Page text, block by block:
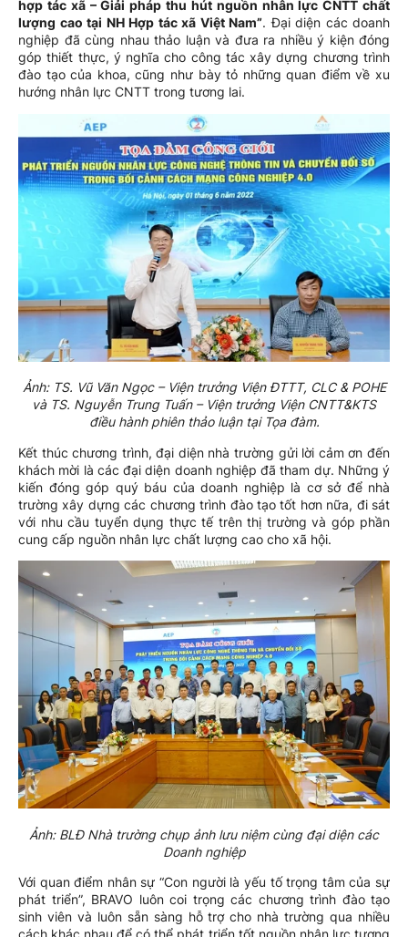
hợp tác xã – Giải pháp thu hút nguồn nhân lực CNTT chất
lượng cao tại NH Hợp tác xã Việt Nam”. Đại diện các doanh
nghiệp đã cùng nhau thảo luận và đưa ra nhiều ý kiện đóng
góp thiết thực, ý nghĩa cho công tác xây dựng chương trình
đào tạo của khoa, cũng như bày tỏ những quan điểm về xu
hướng nhân lực CNTT trong tương lai.
Ảnh: TS. Vũ Văn Ngọc – Viện trưởng Viện ĐTTT, CLC & POHE
và TS. Nguyễn Trung Tuấn – Viện trưởng Viện CNTT&KTS
điều hành phiên thảo luận tại Tọa đàm.
Kết thúc chương trình, đại diện nhà trường gửi lời cảm ơn đến
khách mời là các đại diện doanh nghiệp đã tham dự. Những ý
kiến đóng góp quý báu của doanh nghiệp là cơ sở để nhà
trường xây dựng các chương trình đào tạo tốt hơn nữa, đi sát
với nhu cầu tuyển dụng thực tế trên thị trường và góp phần
cung cấp nguồn nhân lực chất lượng cao cho xã hội.
Ảnh: BLĐ Nhà trường chụp ảnh lưu niệm cùng đại diện các
Doanh nghiệp
Với quan điểm nhân sự “Con người là yếu tố trọng tâm của sự
phát triển”, BRAVO luôn coi trọng các chương trình đào tạo
sinh viên và luôn sẵn sàng hỗ trợ cho nhà trường qua nhiều